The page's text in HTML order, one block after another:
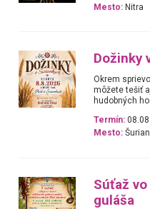
Mesto: Nitra
Dožinky
Okrem
môžete tešiť
hudobných
Termín:
Mesto:
Súťaž
guláša